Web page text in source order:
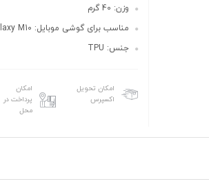
وزن: 40 گرم
مناسب برای گوشی موبایل: Samsung Galaxy M10
جنس: TPU
امکان تحویل
اکسپرس
امکان
پرداخت در
محل